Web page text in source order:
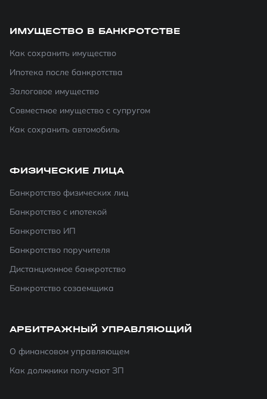
ИМУЩЕСТВО В БАНКРОТСТВЕ
Как сохранить имущество
Ипотека после банкротства
Залоговое имущество
Совместное имущество с супругом
Как сохранить автомобиль
ФИЗИЧЕСКИЕ ЛИЦА
Банкротство физических лиц
Банкротство с ипотекой
Банкротство ИП
Банкротство поручителя
Дистанционное банкротство
Банкротство созаемщика
АРБИТРАЖНЫЙ УПРАВЛЯЮЩИЙ
О финансовом управляющем
Как должники получают ЗП